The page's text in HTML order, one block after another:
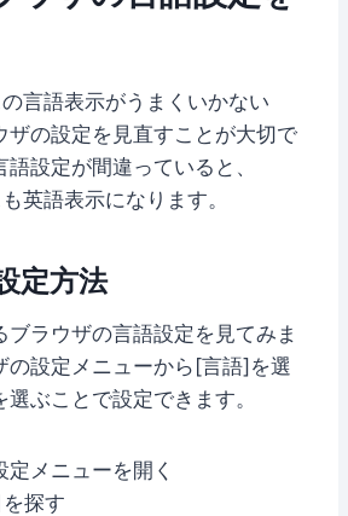
言語表示がうまくいかない
ザの設定を見直すことが大切で
設定が間違っていると、
英語表示になります。
定方法
ブラウザの言語設定を見てみま
の設定メニューから[言語]を選
ぶことで設定できます。
定メニューを開く
探す